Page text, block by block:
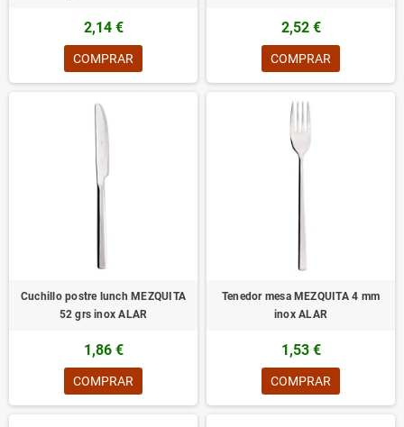
2,14 €
COMPRAR
2,52 €
COMPRAR
Cuchillo postre lunch MEZQUITA
52 grs inox ALAR
1,86 €
COMPRAR
Tenedor mesa MEZQUITA 4 mm
inox ALAR
1,53 €
COMPRAR